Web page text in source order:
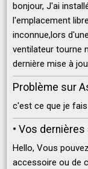
bonjour, J'ai
l'emplacement
inconnue,lors
ventilateur tourne
dernière mise à
Problème sur
c'est ce que je
• Vos
Hello, Vous
accessoire ou de